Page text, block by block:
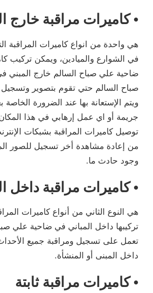
• كاميرات مراقبة خارج
هي واحدة من انواع كاميرات المراقبة
في الشوارع والميادين، ويمكن تركيب
ضاحية علي صباح السالم خارج المبني
صباح السالم حتي تقوم بتصوير وتسجيل
ويتم الإستعانة بها عند الضرورة
جريمة أو اي عمل إرهابي في هذا
توصيل كاميرات المراقبة بشبكات
من إعادة مشاهدة أخر تسجيل للصور
وجود حادث ما.
• كاميرات مراقبة داخل
هي النوع الثاني من أنواع كاميرات
تركيبها داخل المباني في ضاحية علي
تعمل على تسجيل ومراقبة جميع
داخل المبنى أو المنشأة.
• كاميرات مراقبة ثابتة